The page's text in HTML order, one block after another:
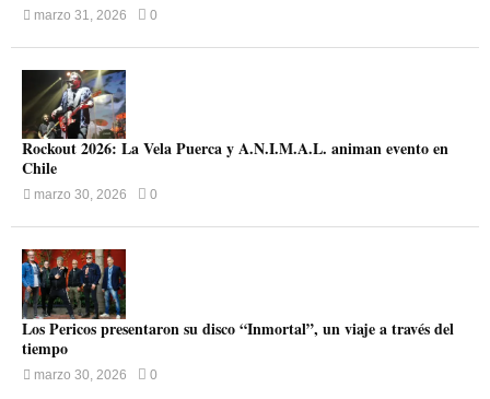
marzo 31, 2026 0
Rockout 2026: La Vela Puerca y A.N.I.M.A.L. animan evento en
Chile
marzo 30, 2026 0
Los Pericos presentaron su disco “Inmortal”, un viaje a través del
tiempo
marzo 30, 2026 0